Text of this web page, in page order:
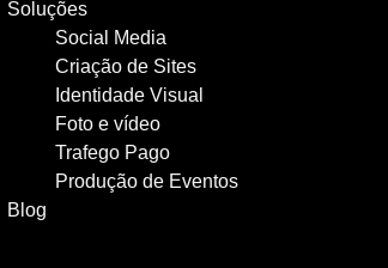
Soluções
Social Media
Criação de Sites
Identidade Visual
Foto e vídeo
Trafego Pago
Produção de Eventos
Blog